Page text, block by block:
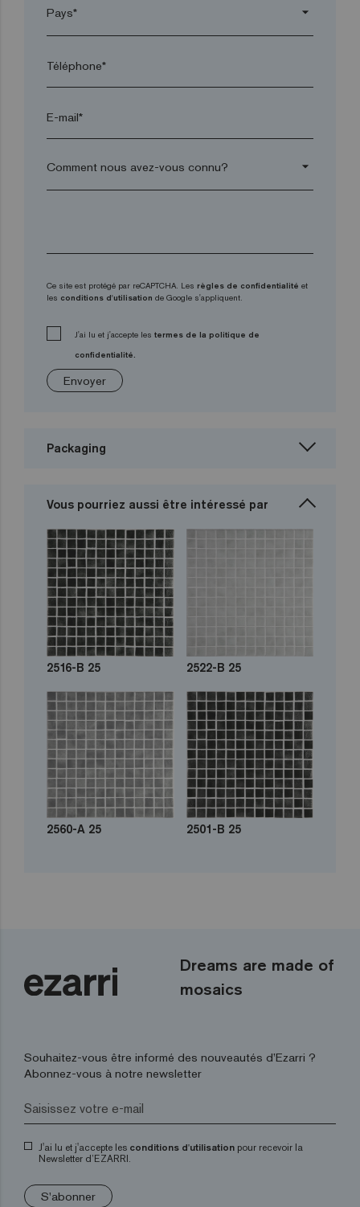
arrow_drop_down
Téléphone*
E-mail*
arrow_drop_down
Ce site est protégé par reCAPTCHA. Les règles de confidentialité et
les conditions d'utilisation de Google s'appliquent.
J'ai lu et j'accepte les termes de la politique de
confidentialité.
Envoyer
Packaging
Vous pourriez aussi être intéressé par
2516-B 25 2522-B 25
2560-A 25 2501-B 25
Dreams are made of
mosaics
Souhaitez-vous être informé des nouveautés d’Ezarri ?
Abonnez-vous à notre newsletter
J'ai lu et j'accepte les conditions d'utilisation pour recevoir la
Newsletter d’EZARRI.
S'abonner